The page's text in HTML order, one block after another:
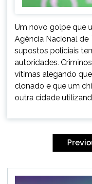
Um novo golpe que
Agência Nacional de
supostos policiais
autoridades.
vítimas alegando
clonado e que um
outra cidade